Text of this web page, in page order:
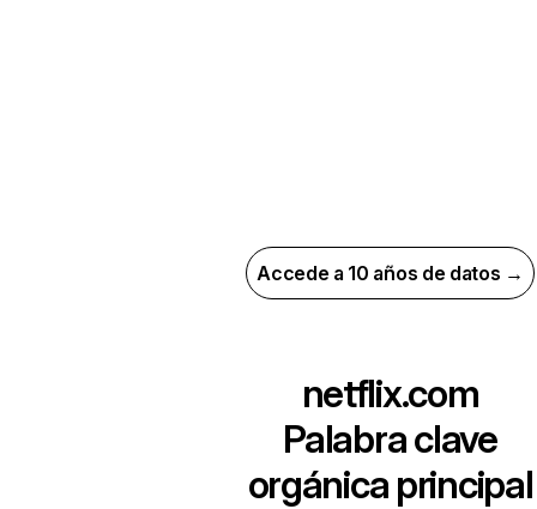
Accede a 10 años de datos →
netflix.com
Palabra clave
orgánica principal